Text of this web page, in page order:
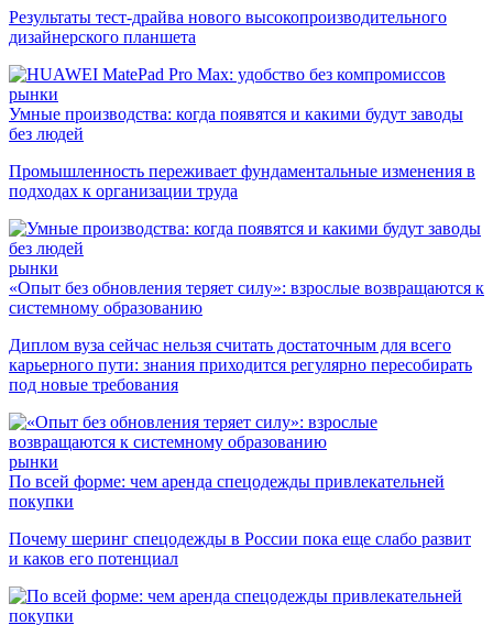
Результаты тест-драйва нового высокопроизводительного
дизайнерского планшета
рынки
Умные производства: когда появятся и какими будут заводы
без людей
Промышленность переживает фундаментальные изменения в
подходах к организации труда
рынки
«Опыт без обновления теряет силу»: взрослые возвращаются к
системному образованию
Диплом вуза сейчас нельзя считать достаточным для всего
карьерного пути: знания приходится регулярно пересобирать
под новые требования
рынки
По всей форме: чем аренда спецодежды привлекательней
покупки
Почему шеринг спецодежды в России пока еще слабо развит
и каков его потенциал